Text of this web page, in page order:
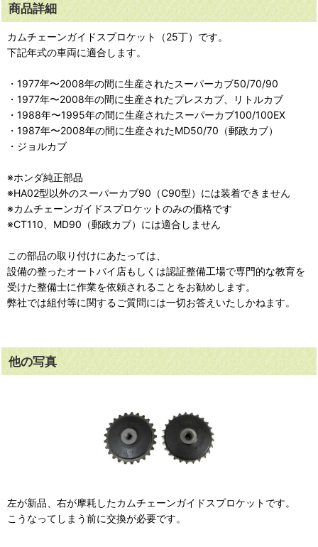
商品詳細
カムチェーンガイドスプロケット（25丁）です。
下記年式の車両に適合します。
・1977年〜2008年の間に生産されたスーパーカブ50/70/90
・1977年〜2008年の間に生産されたプレスカブ、リトルカブ
・1988年〜1995年の間に生産されたスーパーカブ100/100EX
・1987年〜2008年の間に生産されたMD50/70（郵政カブ）
・ジョルカブ
※ホンダ純正部品
※HA02型以外のスーパーカブ90（C90型）には装着できません
※カムチェーンガイドスプロケットのみの価格です
※CT110、MD90（郵政カブ）には適合しません
この部品の取り付けにあたっては、
設備の整ったオートバイ店もしくは認証整備工場で専門的な教育を
受けた整備士に作業を依頼されることをお勧めします。
弊社では組付等に関するご質問には一切お答えいたしかねます。
他の写真
左が新品、右が摩耗したカムチェーンガイドスプロケットです。
こうなってしまう前に交換が必要です。